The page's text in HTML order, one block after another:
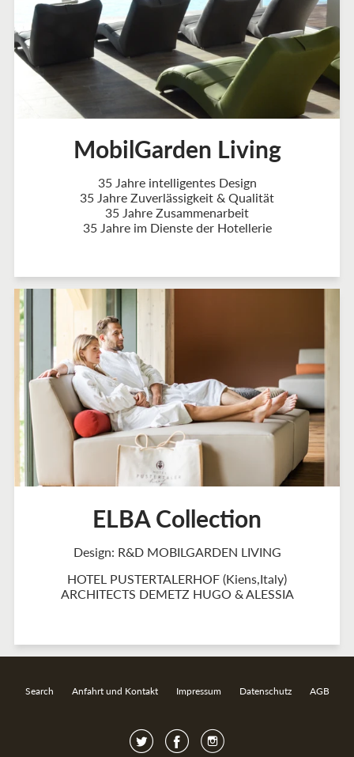
MobilGarden Living
35 Jahre intelligentes Design
35 Jahre Zuverlässigkeit & Qualität
35 Jahre Zusammenarbeit
35 Jahre im Dienste der Hotellerie
ELBA Collection
Design: R&D MOBILGARDEN LIVING
HOTEL PUSTERTALERHOF (Kiens,Italy)
ARCHITECTS DEMETZ HUGO & ALESSIA
Search Anfahrt und Kontakt Impressum Datenschutz AGB
TwitterFacebookInstagram